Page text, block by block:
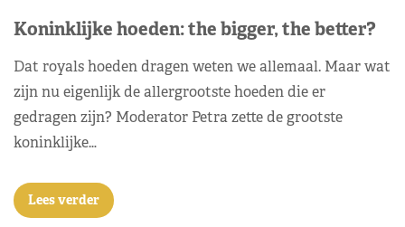
Koninklijke hoeden: the bigger, the better?
Dat royals hoeden dragen weten we allemaal. Maar wat
zijn nu eigenlijk de allergrootste hoeden die er
gedragen zijn? Moderator Petra zette de grootste
koninklijke…
Lees verder